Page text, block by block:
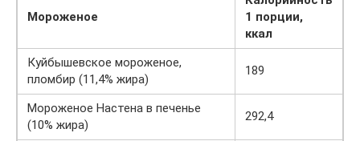
Мороженое
1 порции,
ккал
Куйбышевское мороженое,
пломбир (11,4% жира)
189
Мороженое Настена в печенье
(10% жира)
292,4